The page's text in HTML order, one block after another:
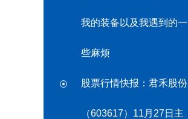
我的装备以及我遇到的一
些麻烦
股票行情快报：君禾股份
（603617）11月27日主